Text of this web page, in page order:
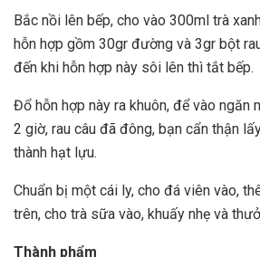
Bắc nồi lên bếp, cho vào 300ml trà
hỗn hợp gồm 30gr đường và 3gr bột
đến khi hỗn hợp này sôi lên thì tắt bếp.
Đổ hỗn hợp này ra khuôn, để vào ngăn
2 giờ, rau câu đã đông, bạn cẩn thận
thành hạt lựu.
Chuẩn bị một cái ly, cho đá viên vào,
trên, cho trà sữa vào, khuấy nhẹ và
Thành phẩm